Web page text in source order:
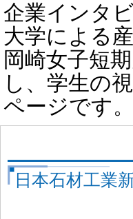
企業インタ
大学による
岡崎女子短
し、学生の
ページです。
日本石材工業